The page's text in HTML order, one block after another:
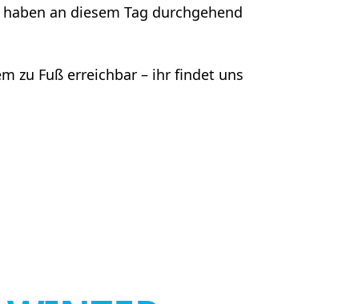
an diesem Tag durchgehend
zu Fuß erreichbar – ihr findet uns